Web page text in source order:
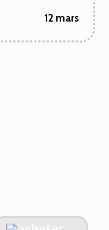
12 mars